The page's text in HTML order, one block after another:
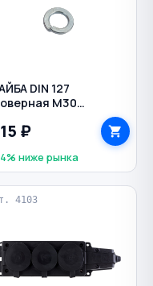
DIN 127
M30
₽
ниже рынка
4103